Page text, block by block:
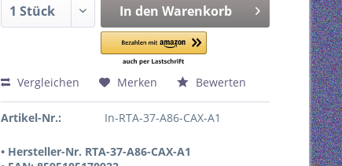
In den Warenkorb
Vergleichen Merken Bewerten
Artikel-Nr.: In-RTA-37-A86-CAX-A1
• Hersteller-Nr. RTA-37-A86-CAX-A1